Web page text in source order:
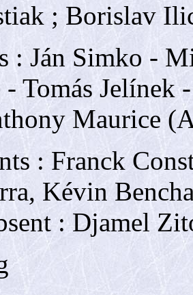
; Borislav
: Ján Simko -
Tomás Jelínek
Maurice
: Franck
Kévin
: Djamel